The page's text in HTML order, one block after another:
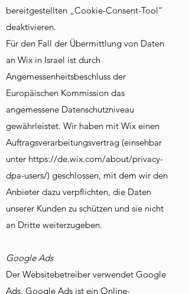
bereitgestellten „Cookie-Consent-Tool“
deaktivieren.
Für den Fall der Übermittlung von Daten
an Wix in Israel ist durch
Angemessenheitsbeschluss der
Europäischen Kommission das
angemessene Datenschutzniveau
gewährleistet. Wir haben mit Wix einen
Auftragsverarbeitungsvertrag (einsehbar
unter https://de.wix.com/about/privacy-
dpa-users/) geschlossen, mit dem wir den
Anbieter dazu verpflichten, die Daten
unserer Kunden zu schützen und sie nicht
an Dritte weiterzugeben.
Google Ads
Der Websitebetreiber verwendet Google
Ads. Google Ads ist ein Online-